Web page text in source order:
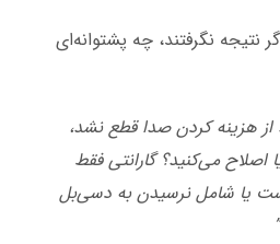
نتیجه نگرفتند، چه پشتوانه‌ای
از هزینه کردن صدا قطع نشد،
می‌کنید؟ گارانتی فقط
یا شامل نرسیدن به دسی‌بل